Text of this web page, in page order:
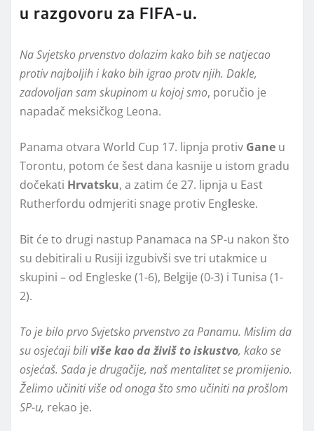
u razgovoru za FIFA-u.
Na Svjetsko prvenstvo dolazim kako bih se natjecao
protiv najboljih i kako bih igrao protv njih. Dakle,
zadovoljan sam skupinom u kojoj smo, poručio je
napadač meksičkog Leona.
Panama otvara World Cup 17. lipnja protiv Gane u
Torontu, potom će šest dana kasnije u istom gradu
dočekati Hrvatsku, a zatim će 27. lipnja u East
Rutherfordu odmjeriti snage protiv Engleske.
Bit će to drugi nastup Panamaca na SP-u nakon što
su debitirali u Rusiji izgubivši sve tri utakmice u
skupini – od Engleske (1-6), Belgije (0-3) i Tunisa (1-
2).
To je bilo prvo Svjetsko prvenstvo za Panamu. Mislim da
su osjećaji bili više kao da živiš to iskustvo, kako se
osjećaš. Sada je drugačije, naš mentalitet se promijenio.
Želimo učiniti više od onoga što smo učiniti na prošlom
SP-u, rekao je.